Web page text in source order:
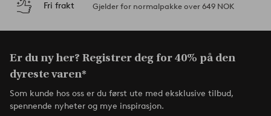
Fri frakt Gjelder for normalpakke over 649 NOK
Er du ny her? Registrer deg for 40% på den
dyreste varen*
Som kunde hos oss er du først ute med eksklusive tilbud,
spennende nyheter og mye inspirasjon.